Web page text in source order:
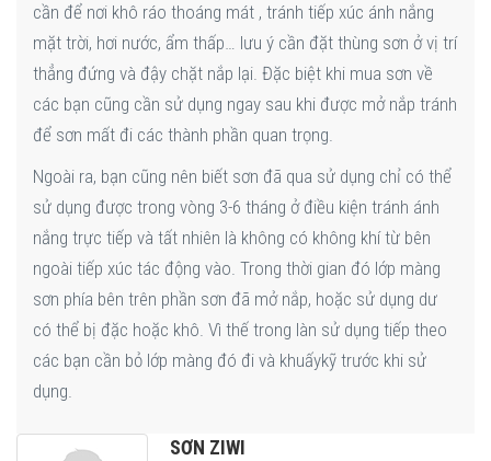
cần để nơi khô ráo thoáng mát , tránh tiếp xúc ánh nắng
mặt trời, hơi nước, ẩm thấp… lưu ý cần đặt thùng sơn ở vị trí
thẳng đứng và đậy chặt nắp lại. Đặc biệt khi mua sơn về
các bạn cũng cần sử dụng ngay sau khi được mở nắp tránh
để sơn mất đi các thành phần quan trọng.
Ngoài ra, bạn cũng nên biết sơn đã qua sử dụng chỉ có thể
sử dụng được trong vòng 3-6 tháng ở điều kiện tránh ánh
nắng trực tiếp và tất nhiên là không có không khí từ bên
ngoài tiếp xúc tác động vào. Trong thời gian đó lớp màng
sơn phía bên trên phần sơn đã mở nắp, hoặc sử dụng dư
có thể bị đặc hoặc khô. Vì thế trong làn sử dụng tiếp theo
các bạn cần bỏ lớp màng đó đi và khuấykỹ trước khi sử
dụng.
SƠN ZIWI